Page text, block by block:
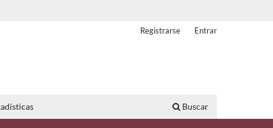
Buscar
Registrarse Entrar